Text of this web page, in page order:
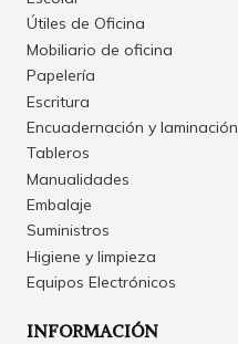
Útiles de Oficina
Mobiliario de oficina
Papelería
Escritura
Encuadernación y laminación
Tableros
Manualidades
Embalaje
Suministros
Higiene y limpieza
Equipos Electrónicos
INFORMACIÓN